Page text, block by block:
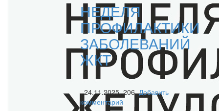
НЕДЕЛЯ
ПРОФИЛАКТИКИ
ЗАБОЛЕВАНИЙ
ЖКТ
, 24.11.2025, 206, Добавить
комментарий